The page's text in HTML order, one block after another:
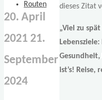
Routen
20. April
2021 21.
September
2024
dieses Zitat
„Viel zu
Gesundheit,
ist’s! Reise,